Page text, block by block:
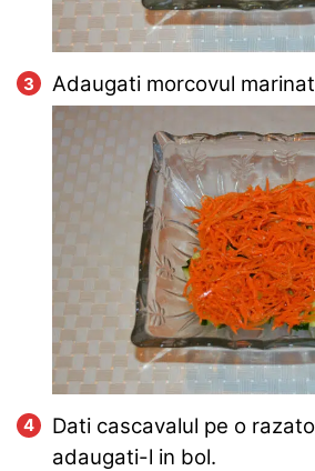
Adaugati morcovul
Dati cascavalul pe o
adaugati-l in bol.